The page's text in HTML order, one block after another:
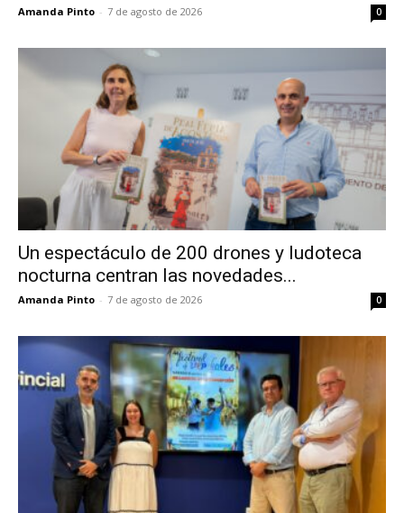
Amanda Pinto - 7 de agosto de 2026 0
Un espectáculo de 200 drones y ludoteca
nocturna centran las novedades...
Amanda Pinto - 7 de agosto de 2026 0